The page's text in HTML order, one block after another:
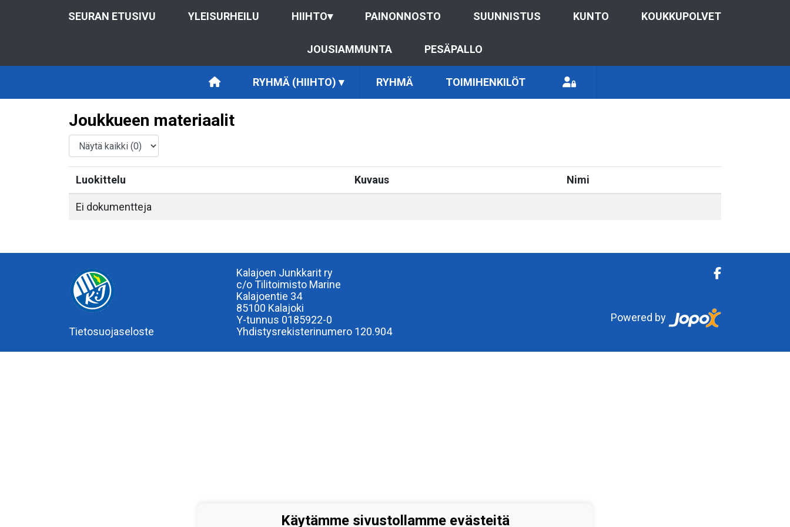
SEURAN ETUSIVU YLEISURHEILU HIIHTO▾ PAINONNOSTO SUUNNISTUS KUNTO KOUKKUPOLVET
JOUSIAMMUNTA PESÄPALLO
RYHMÄ (HIIHTO) ▾ RYHMÄ TOIMIHENKILÖT
Joukkueen materiaalit
Luokittelu Kuvaus Nimi
Ei dokumentteja
Tietosuojaseloste
Kalajoen Junkkarit ry
c/o Tilitoimisto Marine
Kalajoentie 34
85100 Kalajoki
Y-tunnus 0185922-0
Yhdistysrekisterinumero 120.904
Powered by
Käytämme sivustollamme evästeitä